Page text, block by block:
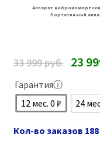
Аппарат
Портативный
33 999руб. 23
Гарантияⓘ
12 мес. 0 ₽
24
Кол-во заказов